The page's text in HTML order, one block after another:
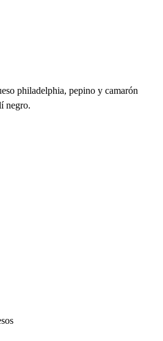
philadelphia, pepino y camarón
negro.